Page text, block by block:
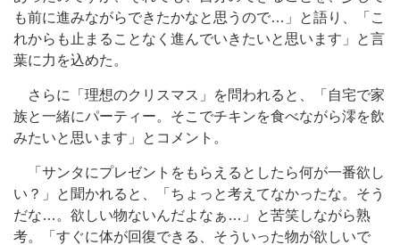
も前に進みながらできたかなと思うので…」と語り、「こ
れからも止まることなく進んでいきたいと思います」と言
葉に力を込めた。
さらに「理想のクリスマス」を問われると、「自宅で家
族と一緒にパーティー。そこでチキンを食べながら澪を飲
みたいと思います」とコメント。
「サンタにプレゼントをもらえるとしたら何が一番欲し
い？」と聞かれると、「ちょっと考えてなかったな。そう
だな…。欲しい物ないんだよなぁ…」と苦笑しながら熟
考。「すぐに体が回復できる、そういった物が欲しいで